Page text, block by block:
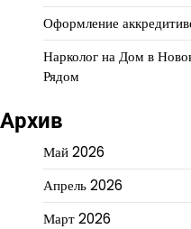
Оформление
Нарколог на Дом в
Рядом
Архив
Май 2026
Апрель 2026
Март 2026